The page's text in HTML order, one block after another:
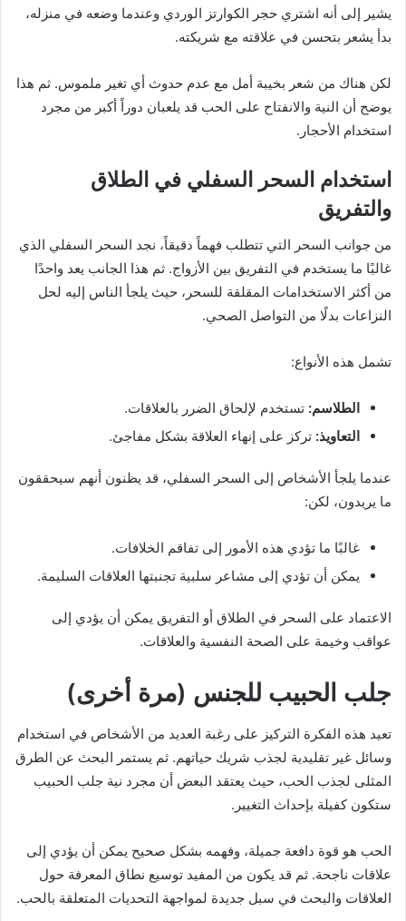
يشير إلى أنه اشتري حجر الكوارتز الوردي وعندما وضعه في منزله،
بدأ يشعر بتحسن في علاقته مع شريكته.
لكن هناك من شعر بخيبة أمل مع عدم حدوث أي تغير ملموس. ثم هذا
يوضح أن النية والانفتاح على الحب قد يلعبان دوراً أكبر من مجرد
استخدام الأحجار.
استخدام السحر السفلي في الطلاق
والتفريق
من جوانب السحر التي تتطلب فهماً دقيقاً، نجد السحر السفلي الذي
غالبًا ما يستخدم في التفريق بين الأزواج. ثم هذا الجانب يعد واحدًا
من أكثر الاستخدامات المقلقة للسحر، حيث يلجأ الناس إليه لحل
النزاعات بدلًا من التواصل الصحي.
تشمل هذه الأنواع:
الطلاسم: تستخدم لإلحاق الضرر بالعلاقات.
التعاويذ: تركز على إنهاء العلاقة بشكل مفاجئ.
عندما يلجأ الأشخاص إلى السحر السفلي، قد يظنون أنهم سيحققون
ما يريدون، لكن:
غالبًا ما تؤدي هذه الأمور إلى تفاقم الخلافات.
يمكن أن تؤدي إلى مشاعر سلبية تجنبتها العلاقات السليمة.
الاعتماد على السحر في الطلاق أو التفريق يمكن أن يؤدي إلى
عواقب وخيمة على الصحة النفسية والعلاقات.
جلب الحبيب للجنس (مرة أخرى)
تعيد هذه الفكرة التركيز على رغبة العديد من الأشخاص في استخدام
وسائل غير تقليدية لجذب شريك حياتهم. ثم يستمر البحث عن الطرق
المثلى لجذب الحب، حيث يعتقد البعض أن مجرد نية جلب الحبيب
ستكون كفيلة بإحداث التغيير.
الحب هو قوة دافعة جميلة، وفهمه بشكل صحيح يمكن أن يؤدي إلى
علاقات ناجحة. ثم قد يكون من المفيد توسيع نطاق المعرفة حول
العلاقات والبحث في سبل جديدة لمواجهة التحديات المتعلقة بالحب.